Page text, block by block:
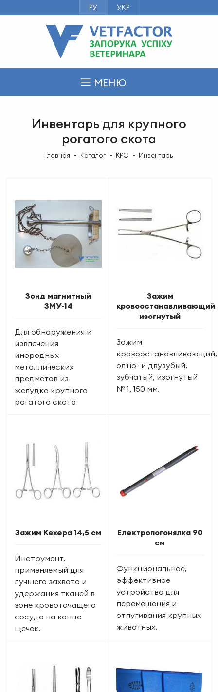
РУ УКР
МЕНЮ
Инвентарь для крупного
рогатого скота
Главная Каталог КРС Инвентарь
Зонд магнитный
ЗМУ-14
Для обнаружения и
извлечения
инородных
металлических
предметов из
желудка крупного
рогатого скота
Зажим
кровоостанавливающий
изогнутый
Зажим
кровоостанавливающий,
одно- и двузубый,
зубчатый, изогнутый
№ 1, 150 мм.
Зажим Кехера 14,5 см
Инструмент,
применяемый для
лучшего захвата и
удержания тканей в
зоне кровоточащего
сосуда на конце
щечек.
Електропогонялка 90
см
Функциональное,
эффективное
устройство для
перемещения и
отпугивания крупных
животных.